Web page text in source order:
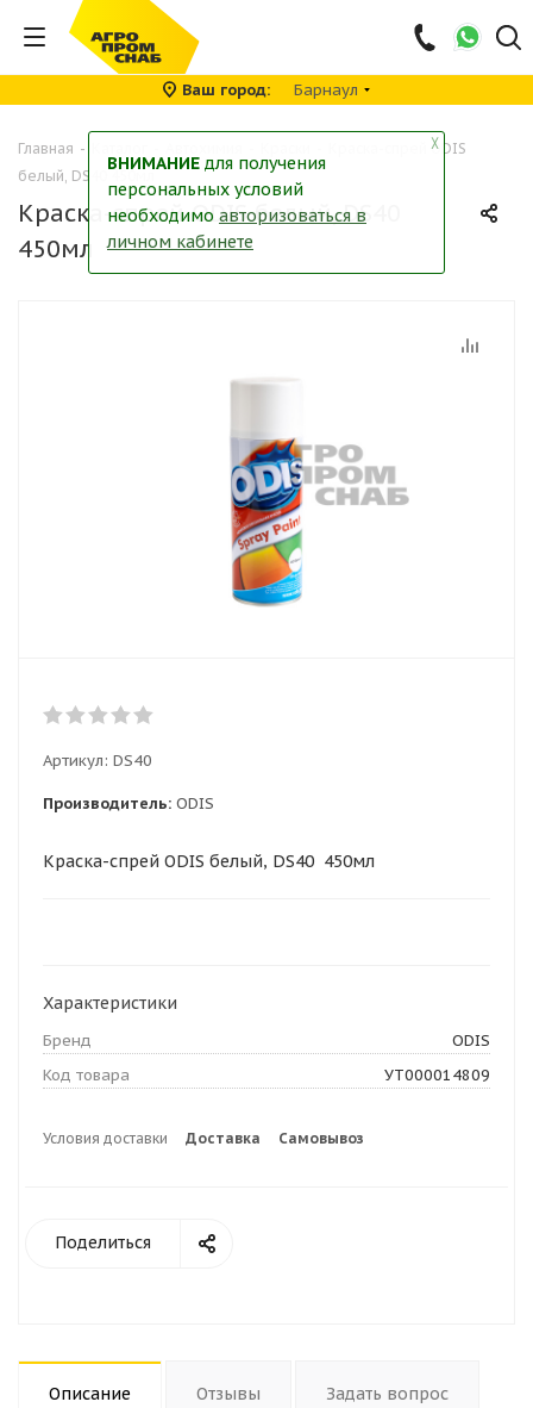
Ваш город Барнаул
Главная -
Краска-спрей ODIS
белый, DS40 450мл
Краска-спрей ODIS белый, DS40
450мл
Артикул: DS40
Производитель: ODIS
Краска-спрей ODIS белый, DS40 450мл
Характеристики
Бренд
ODIS
Код товара
УТ000014809
Условия доставки Доставка Самовывоз
Поделиться
Описание Отзывы Задать вопрос
╳
ВНИМАНИЕ для получения
персональных условий
необходимо авторизоваться в
личном кабинете